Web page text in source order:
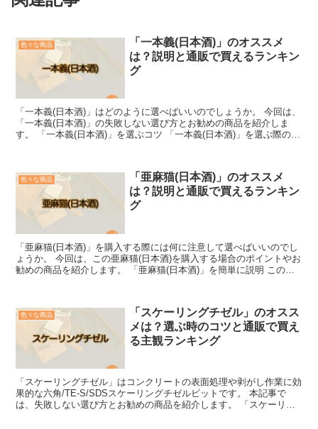
色々な商品
「一本義(日本酒)」のオススメ
は？説明と通販で買えるランキン
グ
「一本義(日本酒)」はどのように選べばいいのでしょうか。 今回は、
「一本義(日本酒)」の失敗しない選び方とお勧めの商品を紹介しま
す。 「一本義(日本酒)」を選ぶコツ 「一本義(日本酒)」を選ぶ際のコ
色々な商品
「亜麻猫(日本酒)」のオススメ
は？説明と通販で買えるランキン
グ
「亜麻猫(日本酒)」を購入する際には何に注意して選べばいいのでし
ょうか。 今回は、この亜麻猫(日本酒)を購入する場合のポイントやお
勧めの商品を紹介します。 「亜麻猫(日本酒)」を簡単に説明 このお
色々な商品
「スケーリングチゼル」のオスス
メは？選ぶ時のコツと通販で買え
る主観ランキング
「スケーリングチゼル」はコンクリートの表面処理や剥がし作業に効
果的な六角/TE-S/SDSスケーリングチゼルビットです。 本記事で
は、失敗しない選び方とお勧めの商品を紹介します。 「スケーリン